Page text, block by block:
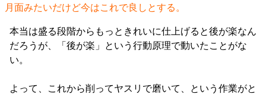
月面みたいだけど今はこれで良しとする。
本当は盛る段階からもっときれいに仕上げると後が楽なん
だろうが、「後が楽」という行動原理で動いたことがな
い。
よって、これから削ってヤスリで磨いて、という作業がと